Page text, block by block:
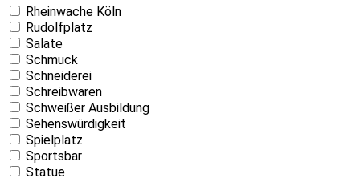
Rheinwache Köln
Rudolfplatz
Salate
Schmuck
Schneiderei
Schreibwaren
Schweißer Ausbildung
Sehenswürdigkeit
Spielplatz
Sportsbar
Statue